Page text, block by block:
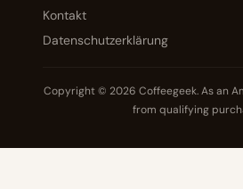
Kontakt
Datenschutzerklärung
Copyright © 2026 Coffeegeek. As an
from qualifying